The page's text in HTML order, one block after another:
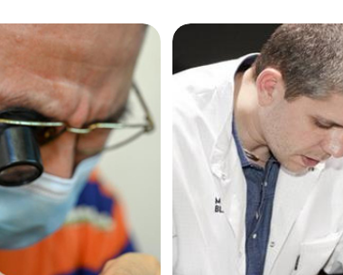
黑龙江省黑河市爱辉区中央街欧米茄售后服务中心（
黑龙江省鸡西市鸡冠区红军路欧米茄售后服务中心（
黑龙江省佳木斯市向阳区长安路欧米茄售后服务中心
黑龙江省牡丹江市东安区太平路欧米茄售后服务中心
黑龙江省七台河市桃山区大同街欧米茄售后服务中心
黑龙江省齐齐哈尔市龙沙区龙华路欧米茄售后服务中
黑龙江省双鸭山市尖山区新兴大街欧米茄售后服务中
黑龙江省绥化市北林区新华街与康庄路交叉口欧米茄
黑龙江省伊春市伊美区通河路欧米茄售后服务中心（
吉林省白城市洮北区明仁南街欧米茄售后服务中心（